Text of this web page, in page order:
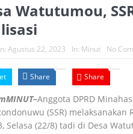
Watutumou,
Agustus 22, 2023 In: Minut No
Share Share
Anggota DPRD
(SSR)
Selasa (22/8) tadi di Desa